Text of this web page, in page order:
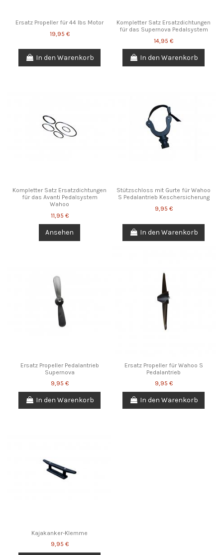
Ersatz Propeller für 44 lbs Motor
19,95 €
In den Warenkorb
Kompletter Satz Ersatzdichtungen
für das Supernova Pedalsystem
14,95 €
In den Warenkorb
Kompletter Satz Ersatzdichtungen
für das Avanti Pedalsystem
Wahoo
11,95 €
Ansehen
Stützschloss mit Gurte für Wahoo
S Pedalantrieb Keschersicherung
9,95 €
In den Warenkorb
Ersatz Propeller Pedalantrieb
Supernova
9,95 €
In den Warenkorb
Ersatz Propeller für Wahoo S
Pedalantrieb
9,95 €
In den Warenkorb
Kajakanker-Klemme
9,95 €